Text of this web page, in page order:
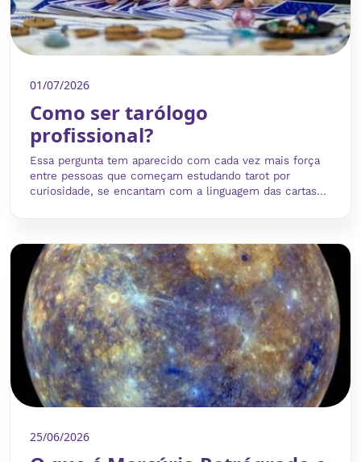
01/07/2026
Como ser tarólogo
profissional?
Essa pergunta tem aparecido com cada vez mais força
entre pessoas que começam estudando tarot por
curiosidade, se encantam com a linguagem das cartas...
25/06/2026